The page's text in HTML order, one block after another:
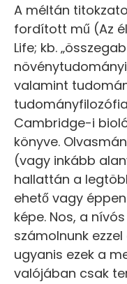
A méltán
fordított mű (Az
Life; kb.
valamint
Cambridge-i
könyve.
(vagy inkább
hallattán a
ehető vagy
képe. Nos, a
számolnunk
ugyanis ezek a
valójában csak